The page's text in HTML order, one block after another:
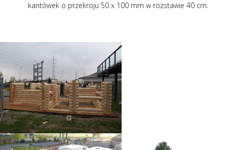
kantówek o przekroju 50 x 100 mm w rozstawie 40 cm.